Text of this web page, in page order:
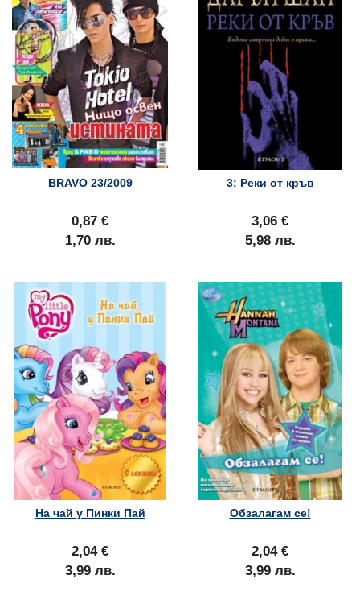
BRAVO 23/2009
0,87 €
1,70 лв.
3: Реки от кръв
3,06 €
5,98 лв.
На чай у Пинки Пай
2,04 €
3,99 лв.
Обзалагам се!
2,04 €
3,99 лв.